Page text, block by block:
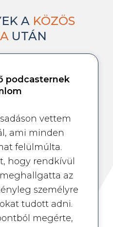
A KÖZÖS
UTÁN
podcasternek
vettem
ami minden
felülmúlta.
hogy rendkívül
az
személyre
tudott adni.
megérte,